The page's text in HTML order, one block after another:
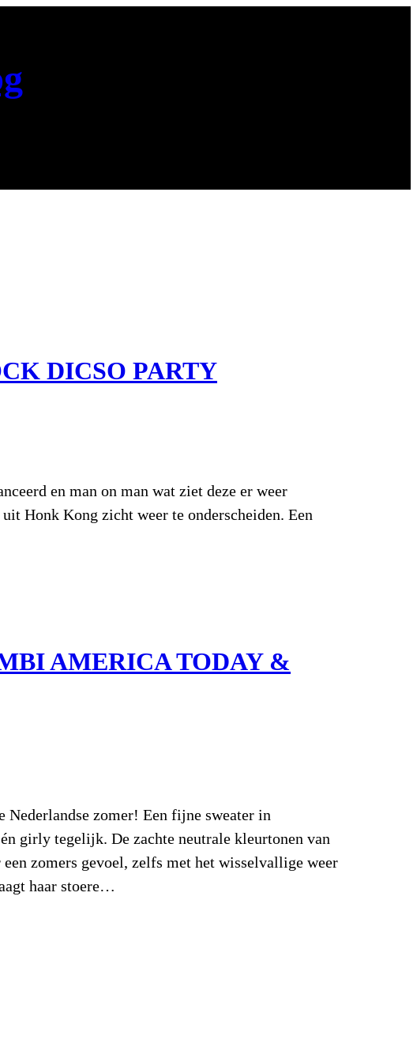
DICSO PARTY
en man on man wat ziet deze er weer
Honk Kong zicht weer te onderscheiden. Een
AMERICA TODAY &
zomer! Een fijne sweater in
girly tegelijk. De zachte neutrale kleurtonen van
zomers gevoel, zelfs met het wisselvallige weer
haar stoere…